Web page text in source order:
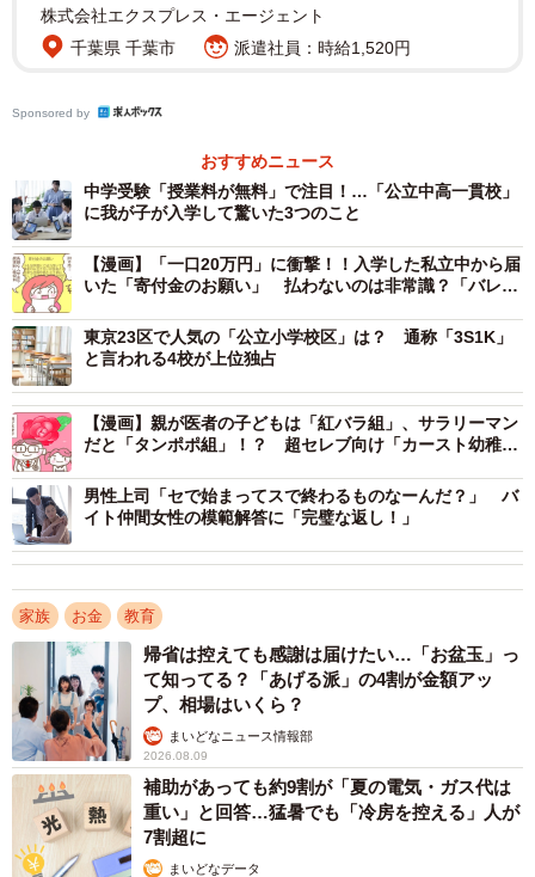
男も友人と同じ学校の受験を決意しました。中学受験のた
めに塾に通いだしたのが小学6年の5月。塾代は130万ほど
今後は学費だけ考えればいいと思っていました。しかし、
中学2年になったころ、長男は授業についていけなくなって
しまったため、英語塾と個別指導塾に通わせることにしま
した。
私立中入学後も、月約8万円の学費はパート代で払っていま
したが、塾代の約5万円は生活費から捻出していました。夫
の毎月の手取りは38万円ほど。ローンや固定費、教育費を
支払うと赤字になる月が増えていき、貯金を切り崩すよう
になりました。
その結果、今では貯金も底をつき毎月の学費や塾代を払っ
ていくことが困難になりました。
次男も小学5年生になり、これから中学進学に向けてお金が
必要になってきます。公立校だとしても、今より出費が増
えるのは明らかです。このままでは長男は公立中学に転校
させなければならない状況です。
安易な考えで中高一貫校に入学させた結果、教育費による
家計破綻を起こしてしまいました。普通のサラリーマン家
庭が子どもを私立中学に通わせたこと自体、間違いだった
株式会社エクスプレス・エージェント
千葉県 千葉市
派遣社員：時給1,520円
Sponsored by
おすすめニュース
中学受験「授業料が無料」で注目！…「公立中高一貫校」
に我が子が入学して驚いた3つのこと
【漫画】「一口20万円」に衝撃！！入学した私立中から届
いた「寄付金のお願い」 払わないのは非常識？「バレた
東京23区で人気の「公立小学校区」は？ 通称「3S1K」
と言われる4校が上位独占
【漫画】親が医者の子どもは「紅バラ組」、サラリーマン
だと「タンポポ組」！？ 超セレブ向け「カースト幼稚
男性上司「セで始まってスで終わるものなーんだ？」 バ
イト仲間女性の模範解答に「完璧な返し！」
家族 お金 教育
帰省は控えても感謝は届けたい…「お盆玉」っ
て知ってる？「あげる派」の4割が金額アッ
プ、相場はいくら？
まいどなニュース情報部
2026.08.09
補助があっても約9割が「夏の電気・ガス代は
重い」と回答…猛暑でも「冷房を控える」人が
7割超に
まいどなデータ